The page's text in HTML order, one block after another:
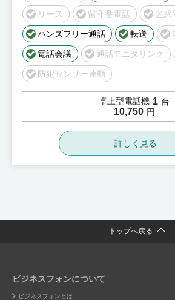
リース 留守番電話 迷惑
ハンズフリー通話 転送
電話会議 通話モニタリング
防犯センサー連動
卓上型電話機 1 台
10,750 円
詳しく見る
トップへ戻る
ビジネスフォンについて
ビジネスフォンとは